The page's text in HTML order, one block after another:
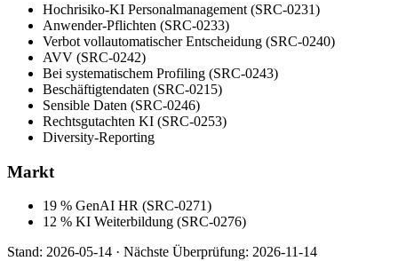
Hochrisiko-KI Personalmanagement (SRC-0231)
Anwender-Pflichten (SRC-0233)
Verbot vollautomatischer Entscheidung (SRC-0240)
AVV (SRC-0242)
Bei systematischem Profiling (SRC-0243)
Beschäftigtendaten (SRC-0215)
Sensible Daten (SRC-0246)
Rechtsgutachten KI (SRC-0253)
Diversity-Reporting
Markt
19 % GenAI HR (SRC-0271)
12 % KI Weiterbildung (SRC-0276)
Stand: 2026-05-14 · Nächste Überprüfung: 2026-11-14